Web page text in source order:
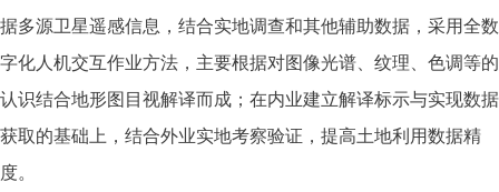
据多源卫星遥感信息，结合实地调查和其他辅助数据，采用全数
字化人机交互作业方法，主要根据对图像光谱、纹理、色调等的
认识结合地形图目视解译而成；在内业建立解译标示与实现数据
获取的基础上，结合外业实地考察验证，提高土地利用数据精
度。